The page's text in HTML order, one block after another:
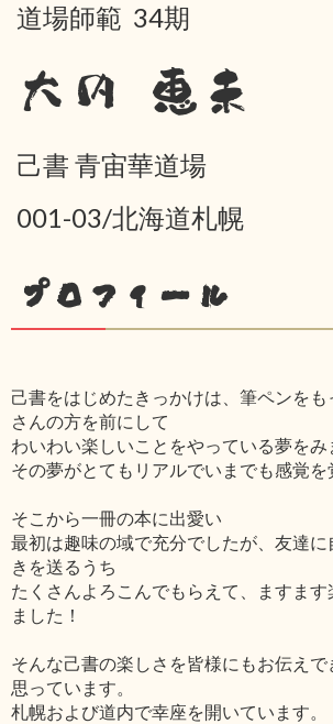
道場師範 34期
大内 恵未
己書 青宙華道場
001-03/北海道札幌
プロフィール
己書をはじめたきっかけは、筆ペンをも
さんの方を前にして
わいわい楽しいことをやっている夢をみ
その夢がとてもリアルでいまでも感覚を
そこから一冊の本に出愛い
最初は趣味の域で充分でしたが、友達
きを送るうち
たくさんよろこんでもらえて、ますます
ました！
そんな己書の楽しさを皆様にもお伝えで
思っています。
札幌および道内で幸座を開いています。